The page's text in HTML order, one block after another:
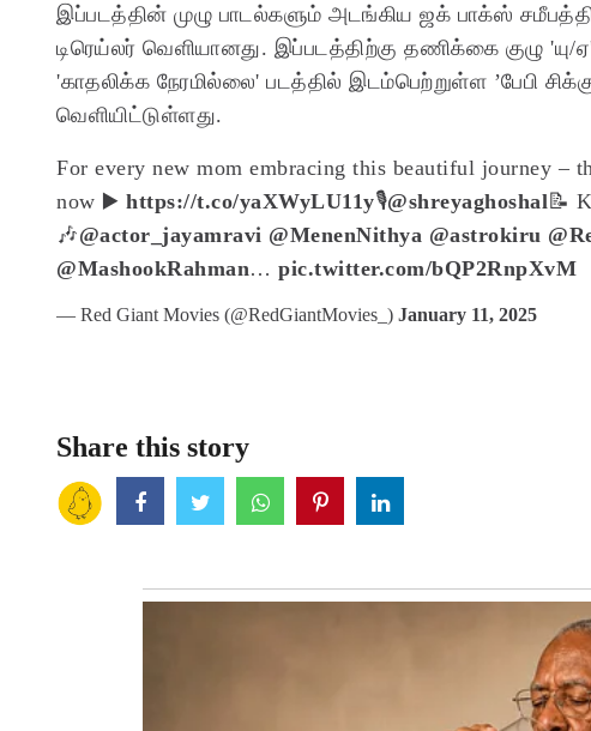
இப்படத்தின் முழு பாடல்களும் அடங்கிய ஜக் பாக்ஸ்
டிரெய்லர் வெளியானது. இப்படத்திற்கு தணிக்கை குழு
'காதலிக்க நேரமில்லை' படத்தில் இடம்பெற்றுள்ள ’பேபி
வெளியிட்டுள்ளது.
For every new mom embracing this beautiful journey –
now ▶️ https://t.co/yaXWyLU11y🎙️@shreyaghoshal📝
🎶@actor_jayamravi @MenenNithya @astrokiru
@MashookRahman… pic.twitter.com/bQP2RnpXvM
— Red Giant Movies (@RedGiantMovies_) January 11, 2025
Share this story